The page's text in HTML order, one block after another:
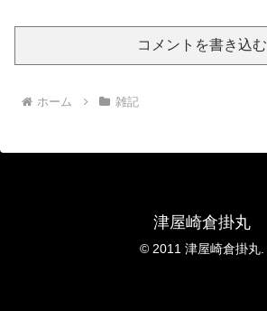
コメントを書き込む
ホーム 雑記
津屋崎倉掛丸
© 2011 津屋崎倉掛丸.